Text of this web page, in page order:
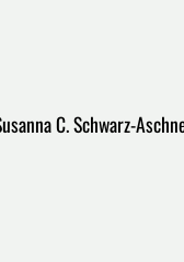
C. Schwarz-